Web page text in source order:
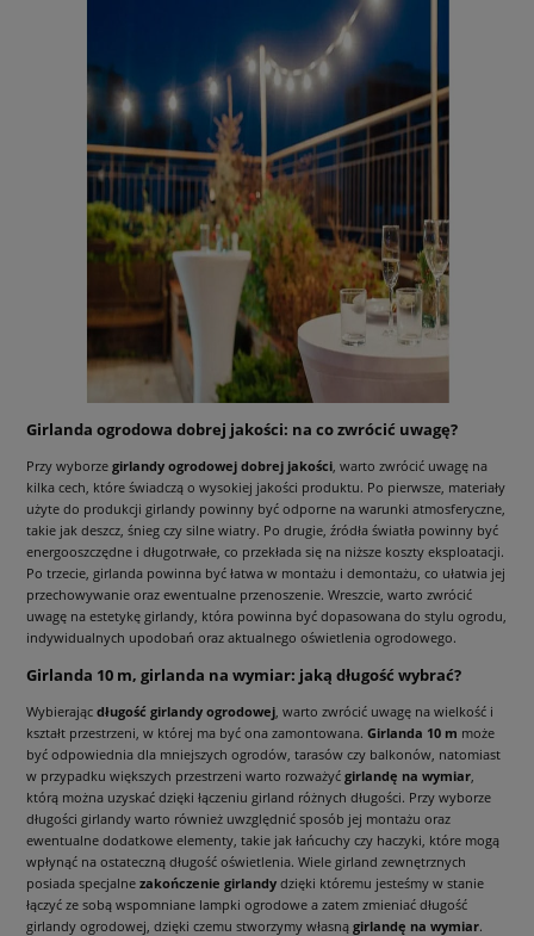
Girlanda ogrodowa dobrej jakości: na co zwrócić uwagę?
Przy wyborze girlandy ogrodowej dobrej jakości , warto zwrócić uwagę na
kilka cech, które świadczą o wysokiej jakości produktu. Po pierwsze, materiały
użyte do produkcji girlandy powinny być odporne na warunki atmosferyczne,
takie jak deszcz, śnieg czy silne wiatry. Po drugie, źródła światła powinny być
energooszczędne i długotrwałe, co przekłada się na niższe koszty eksploatacji.
Po trzecie, girlanda powinna być łatwa w montażu i demontażu, co ułatwia jej
przechowywanie oraz ewentualne przenoszenie. Wreszcie, warto zwrócić
uwagę na estetykę girlandy, która powinna być dopasowana do stylu ogrodu,
indywidualnych upodobań oraz aktualnego oświetlenia ogrodowego.
Girlanda 10 m, girlanda na wymiar: jaką długość wybrać?
Wybierając długość girlandy ogrodowej , warto zwrócić uwagę na wielkość i
kształt przestrzeni, w której ma być ona zamontowana. Girlanda 10 m może
być odpowiednia dla mniejszych ogrodów, tarasów czy balkonów, natomiast
w przypadku większych przestrzeni warto rozważyć girlandę na wymiar
którą można uzyskać dzięki łączeniu girland różnych długości. Przy wyborze
długości girlandy warto również uwzględnić sposób jej montażu oraz
ewentualne dodatkowe elementy, takie jak łańcuchy czy haczyki, które mogą
wpłynąć na ostateczną długość oświetlenia. Wiele girland zewnętrznych
posiada specjalne zakończenie girlandy dzięki któremu jesteśmy w stanie
łączyć ze sobą wspomniane lampki ogrodowe a zatem zmieniać długość
girlandy ogrodowej, dzięki czemu stworzymy własną girlandę na wymiar.